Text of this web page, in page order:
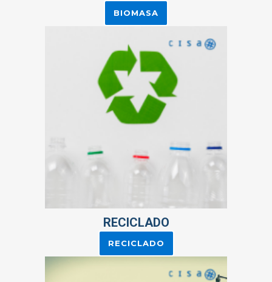
BIOMASA
RECICLADO
RECICLADO